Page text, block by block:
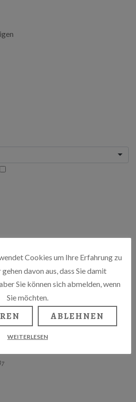
78315
Cookies um Ihre Erfahrung zu
davon aus, dass Sie damit
Sie können sich abmelden, wenn
Sie möchten.
ABLEHNEN
WEITERLESEN